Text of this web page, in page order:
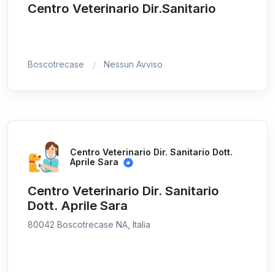
Centro Veterinario Dir.Sanitario
Boscotrecase Nessun Avviso
Centro Veterinario Dir. Sanitario Dott.
Aprile Sara
Centro Veterinario Dir. Sanitario
Dott. Aprile Sara
80042 Boscotrecase NA, Italia